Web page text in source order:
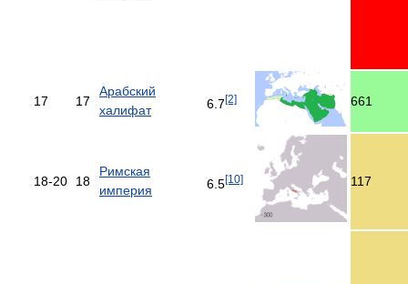
17 17
Арабский
халифат
6.7[2] 661
18-20 18
Римская
империя
6.5[10] 117